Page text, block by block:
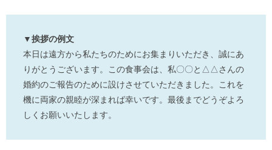
▼挨拶の例文
本日は遠方から私たちのためにお集まりいただき、誠にあ
りがとうございます。この食事会は、私〇〇と△△さんの
婚約のご報告のために設けさせていただきました。これを
機に両家の親睦が深まれば幸いです。最後までどうぞよろ
しくお願いいたします。